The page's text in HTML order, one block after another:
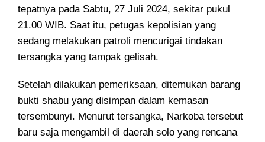
tepatnya pada Sabtu, 27 Juli 2024, sekitar pukul
21.00 WIB. Saat itu, petugas kepolisian yang
sedang melakukan patroli mencurigai tindakan
tersangka yang tampak gelisah.
Setelah dilakukan pemeriksaan, ditemukan barang
bukti shabu yang disimpan dalam kemasan
tersembunyi. Menurut tersangka, Narkoba tersebut
baru saja mengambil di daerah solo yang rencana